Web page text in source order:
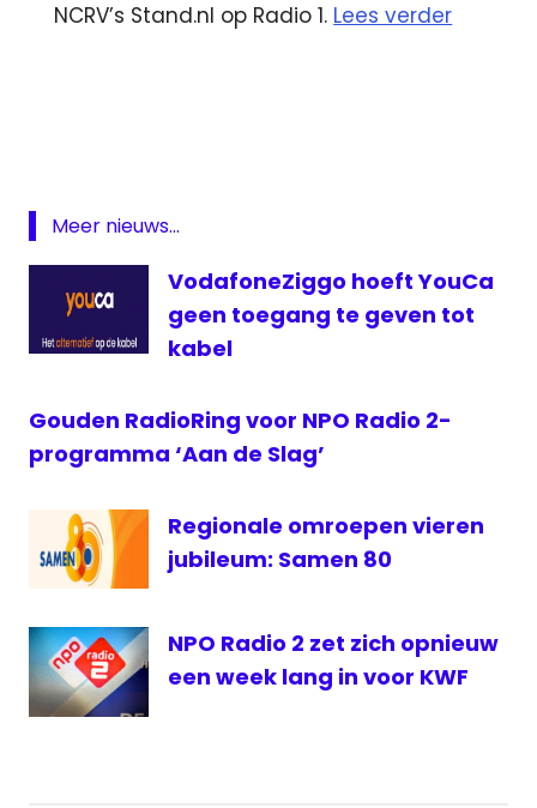
NCRV’s Stand.nl op Radio 1. Lees verder
Project
Radio
RTV
TVOH
VRT
Meer nieuws...
VodafoneZiggo hoeft YouCa
geen toegang te geven tot
kabel
Gouden RadioRing voor NPO Radio 2-
programma ‘Aan de Slag’
Regionale omroepen vieren
jubileum: Samen 80
NPO Radio 2 zet zich opnieuw
een week lang in voor KWF